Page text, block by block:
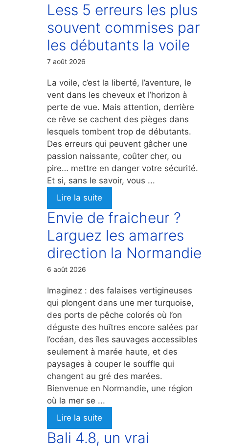
Less 5 erreurs les plus
souvent commises par
les débutants la voile
7 août 2026
La voile, c’est la liberté, l’aventure, le
vent dans les cheveux et l’horizon à
perte de vue. Mais attention, derrière
ce rêve se cachent des pièges dans
lesquels tombent trop de débutants.
Des erreurs qui peuvent gâcher une
passion naissante, coûter cher, ou
pire… mettre en danger votre sécurité.
Et si, sans le savoir, vous ...
Lire la suite
Envie de fraicheur ?
Larguez les amarres
direction la Normandie
6 août 2026
Imaginez : des falaises vertigineuses
qui plongent dans une mer turquoise,
des ports de pêche colorés où l’on
déguste des huîtres encore salées par
l’océan, des îles sauvages accessibles
seulement à marée haute, et des
paysages à couper le souffle qui
changent au gré des marées.
Bienvenue en Normandie, une région
où la mer se ...
Lire la suite
Bali 4.8, un vrai